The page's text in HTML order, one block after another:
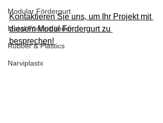
Modular Fördergurt
Metal Förderbänder
Rubber & Plastics
Narviplastx
Kontaktieren Sie uns, um Ihr Projekt mit
diesem Modul Fördergurt zu
besprechen!